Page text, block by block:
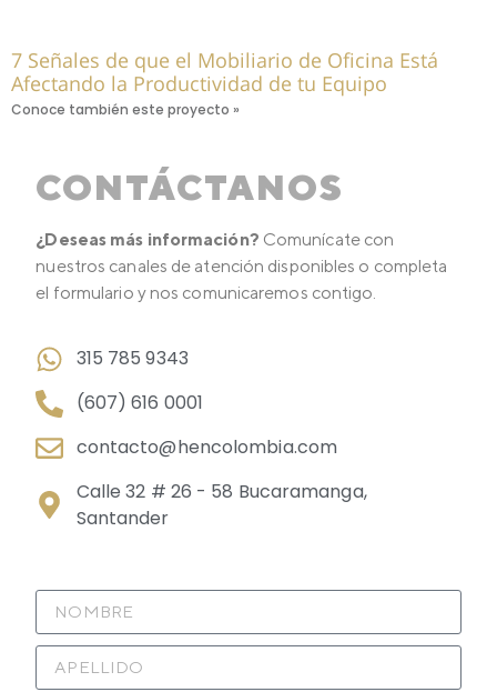
7 Señales de que el Mobiliario de Oficina Está
Afectando la Productividad de tu Equipo
Conoce también este proyecto »
CONTÁCTANOS
¿Deseas más información? Comunícate con
nuestros canales de atención disponibles o completa
el formulario y nos comunicaremos contigo.
315 785 9343
(607) 616 0001
contacto@hencolombia.com
Calle 32 # 26 - 58 Bucaramanga,
Santander